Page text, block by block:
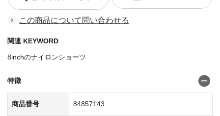
この商品について問い合わせる
関連 KEYWORD
8inchのナイロンショーツ
特徴
商品番号 84857143